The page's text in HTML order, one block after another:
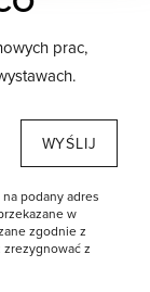
prac,
WYŚLIJ
podany adres
w
zgodnie z
z